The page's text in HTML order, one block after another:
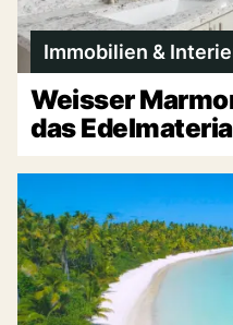
Immobilien &
Weisser
das